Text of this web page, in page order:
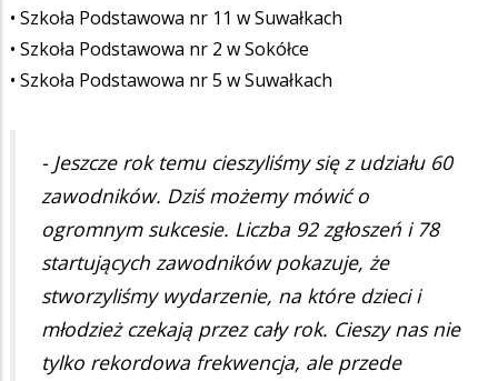
• Szkoła Podstawowa nr 11 w Suwałkach
• Szkoła Podstawowa nr 2 w Sokółce
• Szkoła Podstawowa nr 5 w Suwałkach
- Jeszcze rok temu cieszyliśmy się z udziału 60
zawodników. Dziś możemy mówić o
ogromnym sukcesie. Liczba 92 zgłoszeń i 78
startujących zawodników pokazuje, że
stworzyliśmy wydarzenie, na które dzieci i
młodzież czekają przez cały rok. Cieszy nas nie
tylko rekordowa frekwencja, ale przede